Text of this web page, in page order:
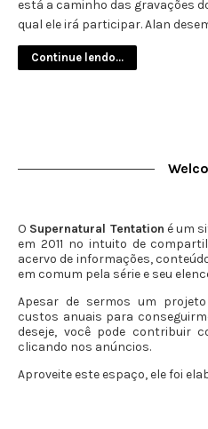
está a caminho das gravações
qual ele irá participar. Alan
Continue lendo...
O Supernatural Tentation é um
em 2011 no intuito de
acervo de informações,
em comum pela série e seu
Apesar de sermos um
custos anuais para
deseje, você pode contribuir
clicando nos anúncios.
Aproveite este espaço, ele foi